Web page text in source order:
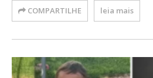
COMPARTILHE leia mais